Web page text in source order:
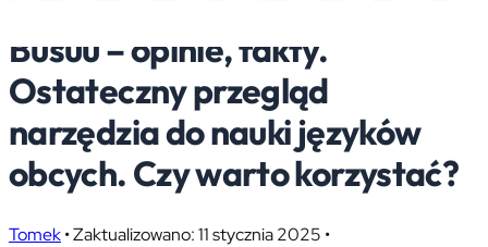
Busuu – opinie, fakty.
Ostateczny przegląd
narzędzia do nauki języków
obcych. Czy warto korzystać?
Tomek•Zaktualizowano: 11 stycznia 2025 •